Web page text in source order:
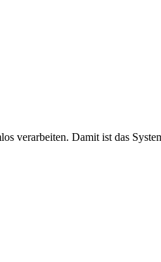
verarbeiten. Damit ist das